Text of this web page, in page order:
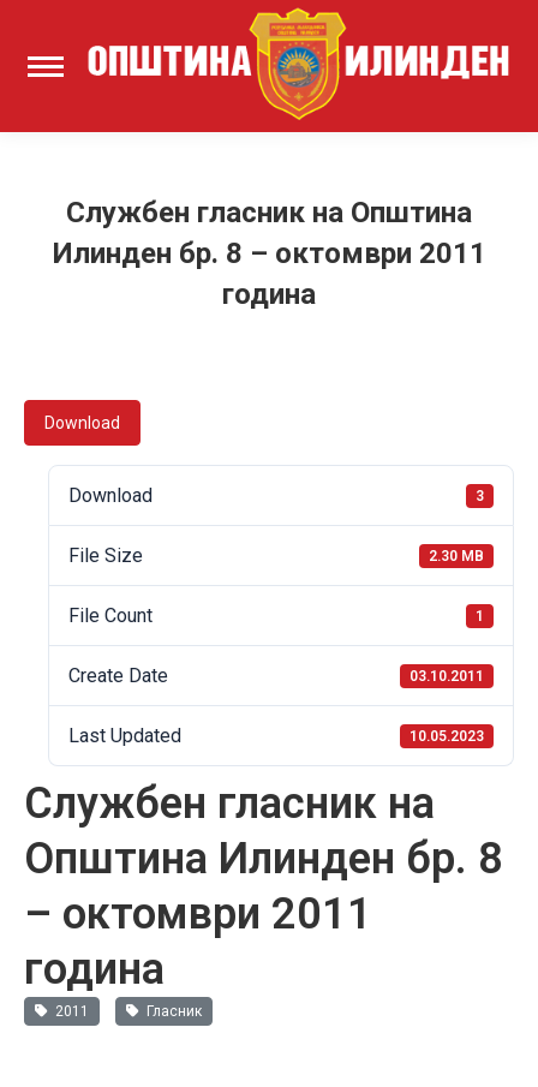
Службен гласник на Општина
Илинден бр. 8 – октомври 2011
година
Download
Download 3
File Size 2.30 MB
File Count 1
Create Date 03.10.2011
Last Updated 10.05.2023
Службен гласник на
Општина Илинден бр. 8
– октомври 2011
година
2011 Гласник